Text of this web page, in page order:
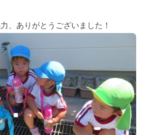
、ありがとうございました！